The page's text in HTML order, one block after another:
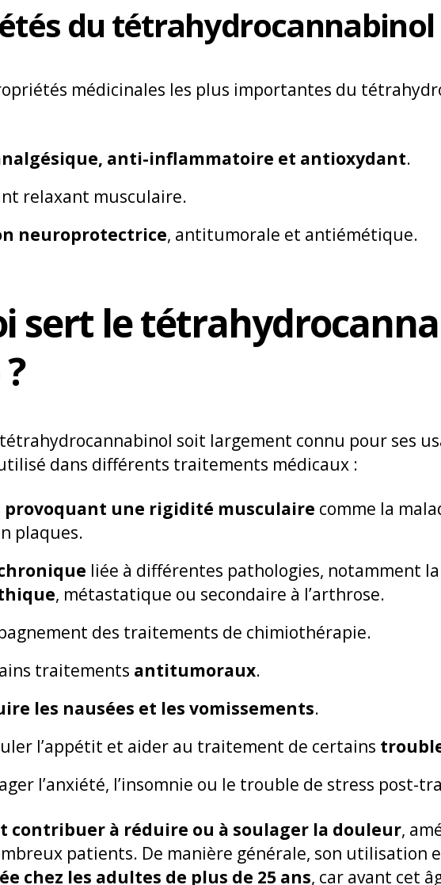
du tétrahydrocannabinol
médicinales les plus importantes du
anti-inflammatoire et antioxydant.
relaxant musculaire.
neuroprotectrice, antitumorale et antiémétique.
sert le
soit largement connu pour ses
dans différents traitements médicaux :
provoquant une rigidité musculaire comme la
plaques.
liée à différentes pathologies, notamment la
, métastatique ou secondaire à l’arthrose.
des traitements de chimiothérapie.
traitements antitumoraux.
les nausées et les vomissements.
l’appétit et aider au traitement de certains
l’anxiété, l’insomnie ou le trouble de stress post-
contribuer à réduire ou à soulager la douleur,
patients. De manière générale, son utilisation
chez les adultes de plus de 25 ans, car avant cet